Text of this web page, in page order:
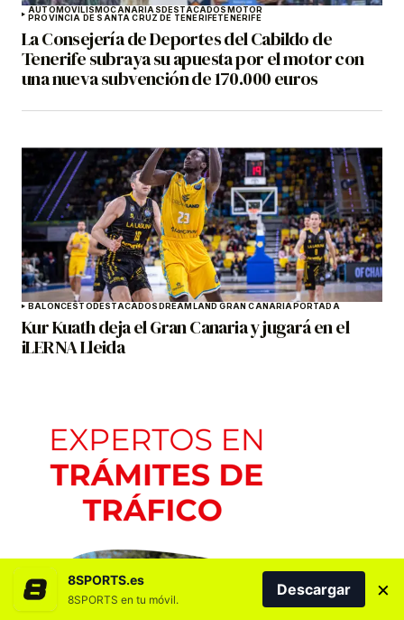
AUTOMOVILISMOCANARIAS DESTACADOS MOTOR
PROVINCIA DE SANTA CRUZ DE TENERIFETENERIFE
La Consejería de Deportes del Cabildo de
Tenerife subraya su apuesta por el motor con
una nueva subvención de 170.000 euros
BALONCESTO DESTACADOS DREAMLAND GRAN CANARIA PORTADA
Kur Kuath deja el Gran Canaria y jugará en el
iLERNA Lleida
8SPORTS.es
8SPORTS en tu móvil.
Descargar ×